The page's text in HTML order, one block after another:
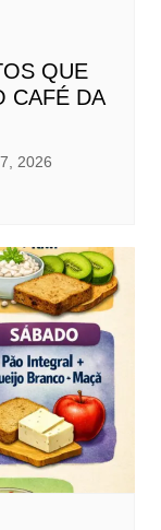
QUE
CAFÉ DA
2026